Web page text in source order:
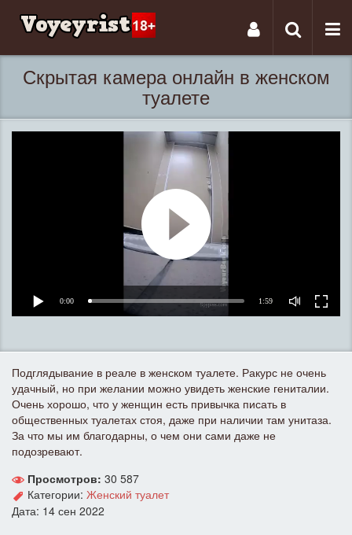
Toggle
Скрытая камера онлайн в женском
туалете
0:00 1:59
Подглядывание в реале в женском туалете. Ракурс не очень
удачный, но при желании можно увидеть женские гениталии.
Очень хорошо, что у женщин есть привычка писать в
общественных туалетах стоя, даже при наличии там унитаза.
За что мы им благодарны, о чем они сами даже не
подозревают.
Просмотров: 30 587
Категории: Женский туалет
Дата: 14 сен 2022